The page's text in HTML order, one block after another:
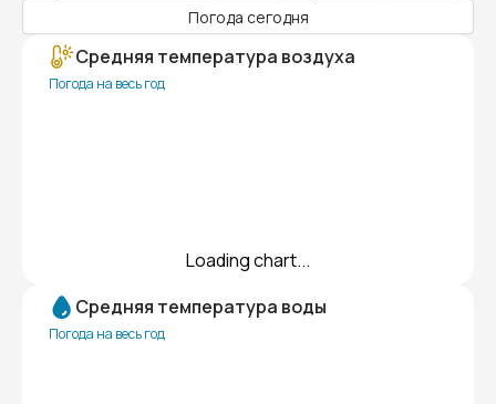
Погода сегодня
Средняя температура воздуха
Погода на весь год
Loading chart...
Средняя температура воды
Погода на весь год